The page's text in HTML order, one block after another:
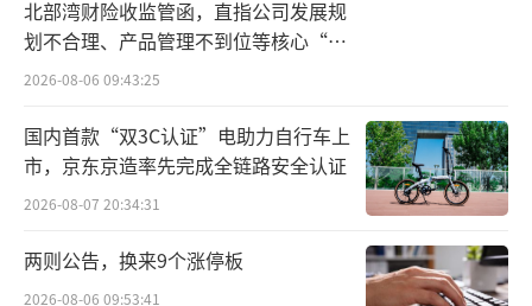
从A股上市白酒企业披露的数据可以了解
到，白酒行业毛利率普遍在70%至90%之间。
酒类毛利率在80%左右。
在白酒行业专家蔡学飞看来，珍酒李渡毛
升级阶段，前置性市场投入以及消费市场推广
北部湾财险收监管函，直指公司发展规
划不合理、产品管理不到位等核心“痛
点”
2026-08-06 09:43:25
国内首款“双3C认证”电助力自行车上
市，京东京造率先完成全链路安全认证
2026-08-07 20:34:31
两则公告，换来9个涨停板
2026-08-06 09:53:41